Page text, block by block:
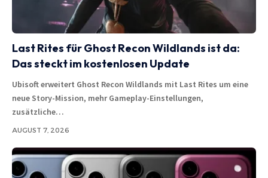
Last Rites für Ghost Recon Wildlands ist da:
Das steckt im kostenlosen Update
Ubisoft erweitert Ghost Recon Wildlands mit Last Rites um eine
neue Story-Mission, mehr Gameplay-Einstellungen,
zusätzliche…
AUGUST 7, 2026